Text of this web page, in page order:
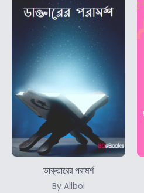
ডাক্তারের পরামর্শ
By Allboi